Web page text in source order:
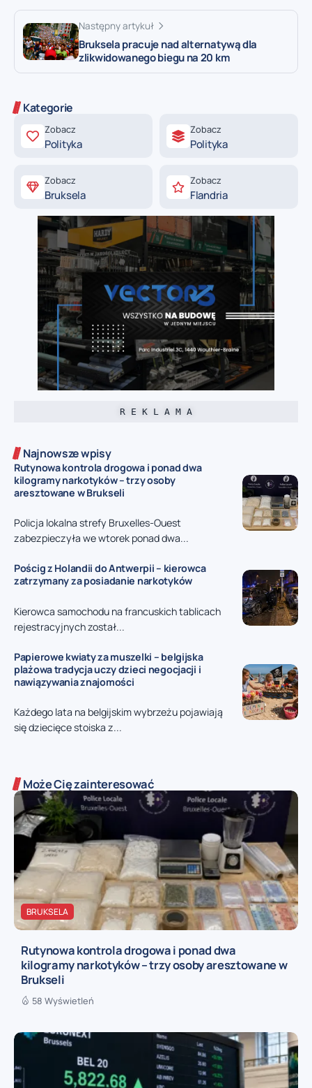
Następny artykuł
Bruksela pracuje nad alternatywą dla
zlikwidowanego biegu na 20 km
Kategorie
Zobacz
Polityka
Zobacz
Polityka
Zobacz
Bruksela
Zobacz
Flandria
R E K L A M A
Najnowsze wpisy
Rutynowa kontrola drogowa i ponad dwa
kilogramy narkotyków – trzy osoby
aresztowane w Brukseli
Policja lokalna strefy Bruxelles-Ouest
zabezpieczyła we wtorek ponad dwa...
Pościg z Holandii do Antwerpii – kierowca
zatrzymany za posiadanie narkotyków
Kierowca samochodu na francuskich tablicach
rejestracyjnych został...
Papierowe kwiaty za muszelki – belgijska
plażowa tradycja uczy dzieci negocjacji i
nawiązywania znajomości
Każdego lata na belgijskim wybrzeżu pojawiają
się dziecięce stoiska z...
Może Cię zainteresować
BRUKSELA
Rutynowa kontrola drogowa i ponad dwa
kilogramy narkotyków – trzy osoby aresztowane w
Brukseli
58 Wyświetleń